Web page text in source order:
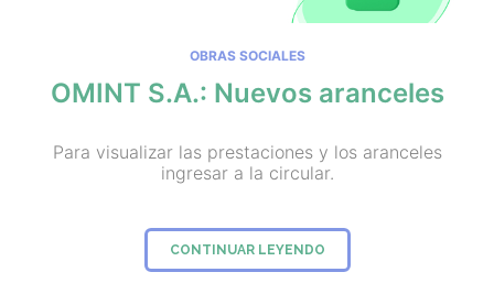
OBRAS SOCIALES
OMINT S.A.: Nuevos aranceles
Para visualizar las prestaciones y los aranceles
ingresar a la circular.
CONTINUAR LEYENDO